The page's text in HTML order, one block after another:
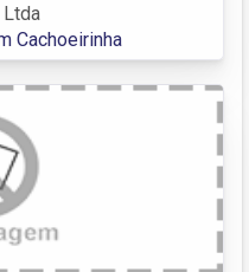
Ltda
Cachoeirinha